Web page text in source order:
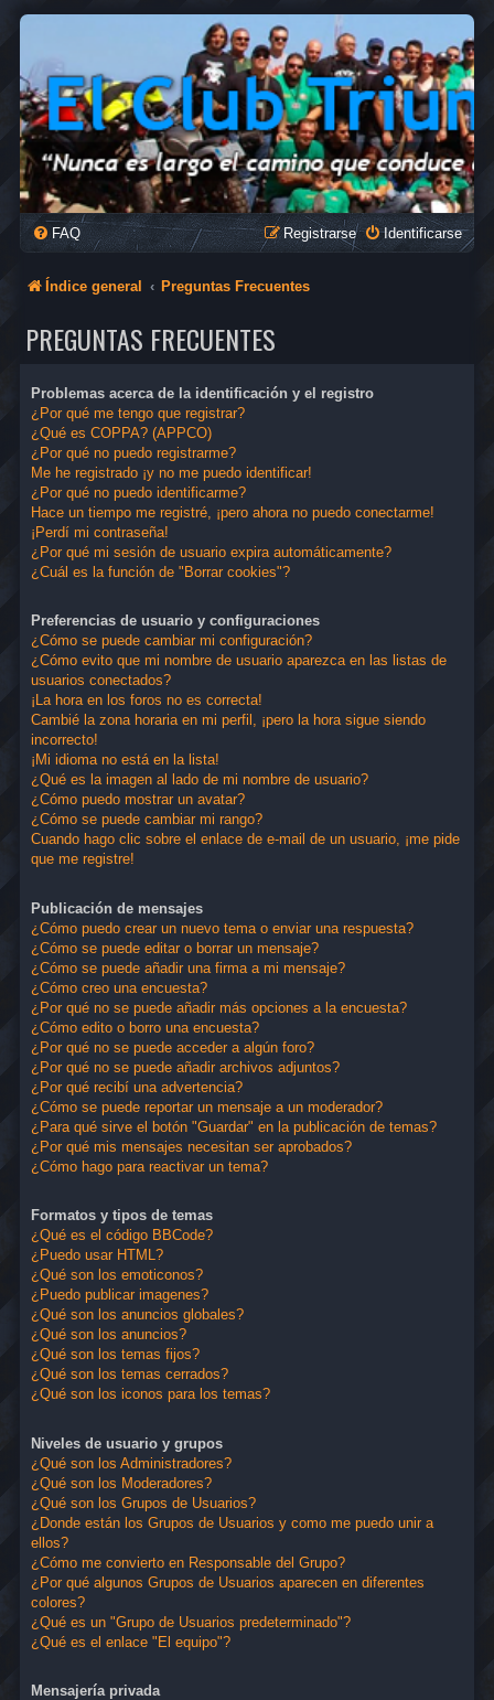
FAQ Identificarse
Registrarse
Índice general Preguntas Frecuentes
PREGUNTAS FRECUENTES
Problemas acerca de la identificación y el registro
¿Por qué me tengo que registrar?
¿Qué es COPPA? (APPCO)
¿Por qué no puedo registrarme?
Me he registrado ¡y no me puedo identificar!
¿Por qué no puedo identificarme?
Hace un tiempo me registré, ¡pero ahora no puedo conectarme!
¡Perdí mi contraseña!
¿Por qué mi sesión de usuario expira automáticamente?
¿Cuál es la función de "Borrar cookies"?
Preferencias de usuario y configuraciones
¿Cómo se puede cambiar mi configuración?
¿Cómo evito que mi nombre de usuario aparezca en las listas de
usuarios conectados?
¡La hora en los foros no es correcta!
Cambié la zona horaria en mi perfil, ¡pero la hora sigue siendo
incorrecto!
¡Mi idioma no está en la lista!
¿Qué es la imagen al lado de mi nombre de usuario?
¿Cómo puedo mostrar un avatar?
¿Cómo se puede cambiar mi rango?
Cuando hago clic sobre el enlace de e-mail de un usuario, ¡me pide
que me registre!
Publicación de mensajes
¿Cómo puedo crear un nuevo tema o enviar una respuesta?
¿Cómo se puede editar o borrar un mensaje?
¿Cómo se puede añadir una firma a mi mensaje?
¿Cómo creo una encuesta?
¿Por qué no se puede añadir más opciones a la encuesta?
¿Cómo edito o borro una encuesta?
¿Por qué no se puede acceder a algún foro?
¿Por qué no se puede añadir archivos adjuntos?
¿Por qué recibí una advertencia?
¿Cómo se puede reportar un mensaje a un moderador?
¿Para qué sirve el botón "Guardar" en la publicación de temas?
¿Por qué mis mensajes necesitan ser aprobados?
¿Cómo hago para reactivar un tema?
Formatos y tipos de temas
¿Qué es el código BBCode?
¿Puedo usar HTML?
¿Qué son los emoticonos?
¿Puedo publicar imagenes?
¿Qué son los anuncios globales?
¿Qué son los anuncios?
¿Qué son los temas fijos?
¿Qué son los temas cerrados?
¿Qué son los iconos para los temas?
Niveles de usuario y grupos
¿Qué son los Administradores?
¿Qué son los Moderadores?
¿Qué son los Grupos de Usuarios?
¿Donde están los Grupos de Usuarios y como me puedo unir a
ellos?
¿Cómo me convierto en Responsable del Grupo?
¿Por qué algunos Grupos de Usuarios aparecen en diferentes
colores?
¿Qué es un "Grupo de Usuarios predeterminado"?
¿Qué es el enlace "El equipo"?
Mensajería privada